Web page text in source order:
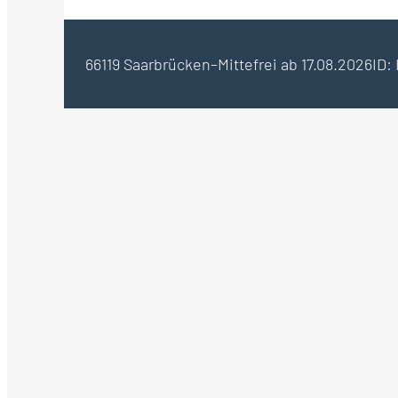
66119 Saarbrücken–Mittefrei ab 17.08.2026ID: